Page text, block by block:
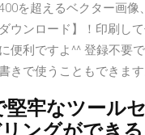
を超えるベクター画
ウンロード】！印刷し
便利ですよ^^ 登録不要
きで使うこともできま
牢なツール